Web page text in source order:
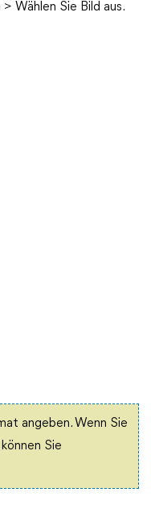
Wählen Sie Bild aus.
angeben. Wenn Sie
Sie